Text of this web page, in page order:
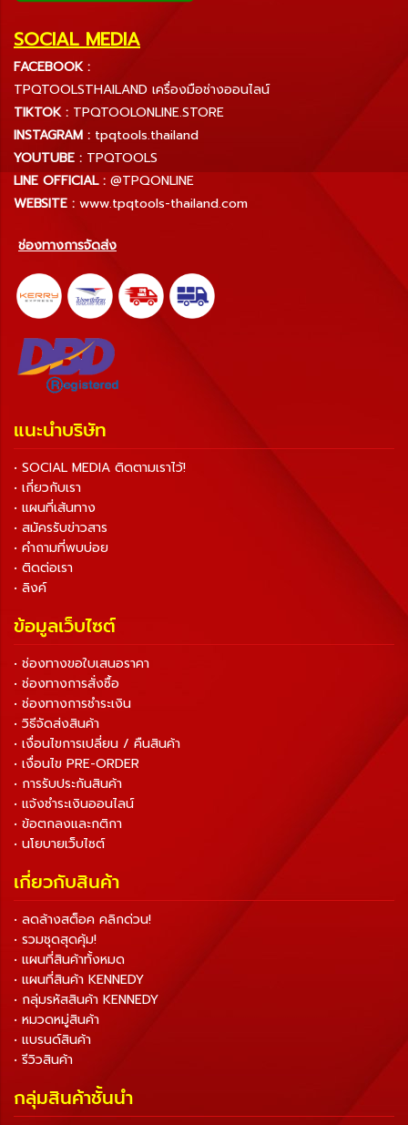
SOCIAL MEDIA
FACEBOOK :
TPQTOOLSTHAILAND เครื่องมือช่างออนไลน์
TIKTOK : TPQTOOLONLINE.STORE
INSTAGRAM : tpqtools.thailand
YOUTUBE : TPQTOOLS
LINE OFFICIAL : @TPQONLINE
WEBSITE : www.tpqtools-thailand.com
ช่องทางการจัดส่ง
แนะนำบริษัท
• SOCIAL MEDIA ติดตามเราไว้!
• เกี่ยวกับเรา
• แผนที่เส้นทาง
• สมัครรับข่าวสาร
• คำถามที่พบบ่อย
• ติดต่อเรา
• ลิงค์
ข้อมูลเว็บไซต์
• ช่องทางขอใบเสนอราคา
• ช่องทางการสั่งซื้อ
• ช่องทางการชำระเงิน
• วิธีจัดส่งสินค้า
• เงื่อนไขการเปลี่ยน / คืนสินค้า
• เงื่อนไข PRE-ORDER
• การรับประกันสินค้า
• แจ้งชำระเงินออนไลน์
• ข้อตกลงและกติกา
• นโยบายเว็บไซต์
เกี่ยวกับสินค้า
• ลดล้างสต็อค คลิกด่วน!
• รวมชุดสุดคุ้ม!
• แผนที่สินค้าทั้งหมด
• แผนที่สินค้า KENNEDY
• กลุ่มรหัสสินค้า KENNEDY
• หมวดหมู่สินค้า
• แบรนด์สินค้า
• รีวิวสินค้า
กลุ่มสินค้าชั้นนำ